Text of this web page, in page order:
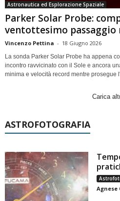
Astronautica ed Esplorazione Spaziale
Parker Solar Probe:
ventottesimo passaggio
Vincenzo Pettina - 18 Giugno 2026
La sonda Parker Solar Probe ha appena
incontro ravvicinato con il Sole e ancora
minima e velocità record mentre prosegue
Carica
ASTROFOTOGRAFIA
Agnese